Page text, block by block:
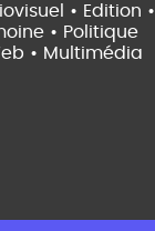
• Edition •
• Politique
• Multimédia